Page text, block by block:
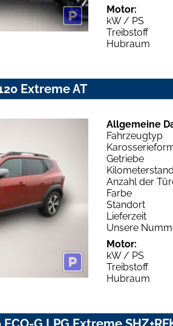
Motor:
kW / PS
Treibstoff
Hubraum
Extreme AT
Allgemeine
Fahrzeugtyp
Getriebe
Kilometerstand
Anzahl der
Farbe
Standort
Lieferzeit
Unsere
Motor:
kW / PS
Treibstoff
Hubraum